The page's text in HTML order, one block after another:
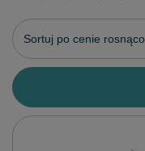
Zmień sortowanie
Sortuj po cenie rosnąco